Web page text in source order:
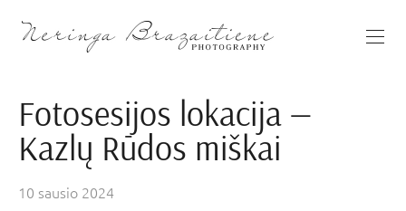
Fotosesijos lokacija —
Kazlų Rūdos miškai
10 sausio 2024